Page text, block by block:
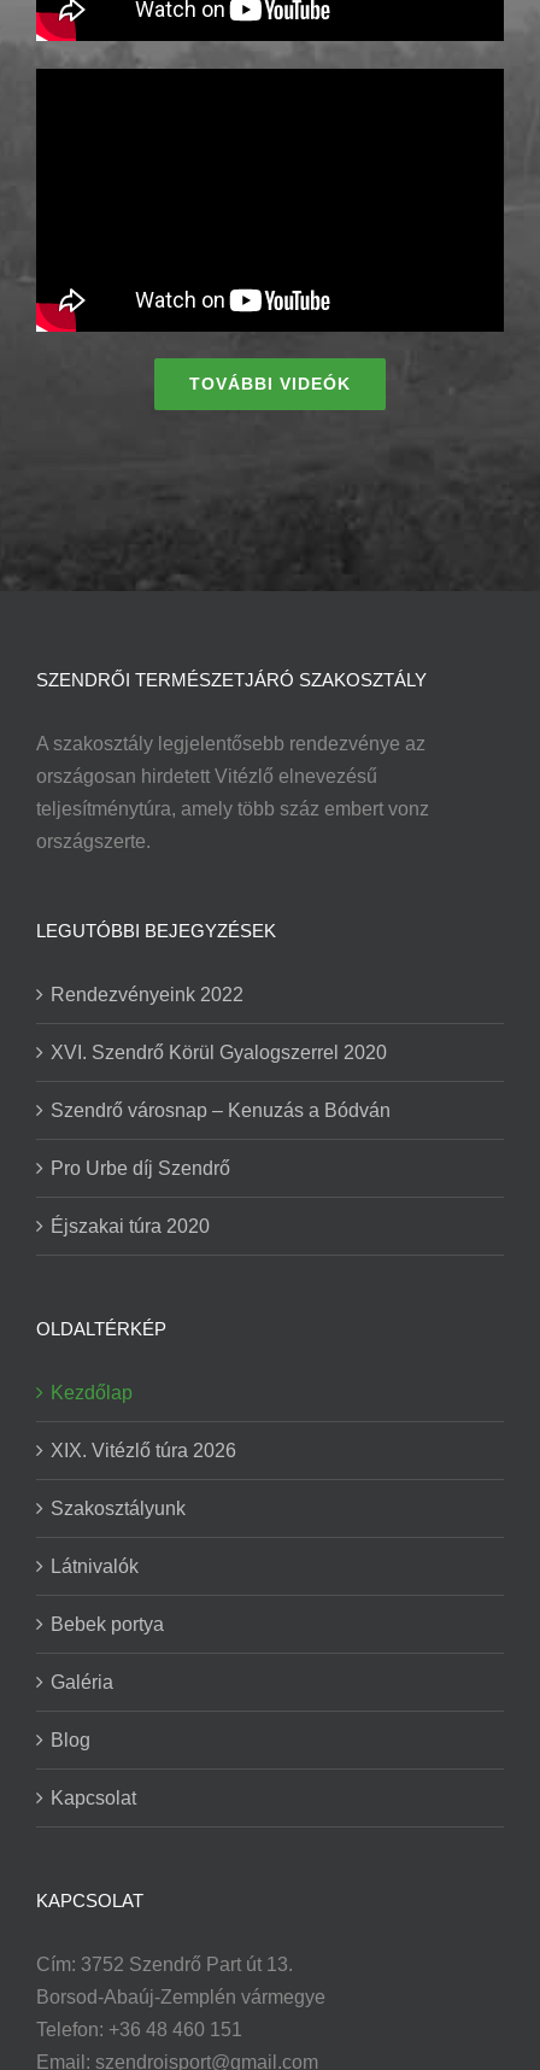
TOVÁBBI VIDEÓK
SZENDRŐI TERMÉSZETJÁRÓ SZAKOSZTÁLY
A szakosztály legjelentősebb rendezvénye az
országosan hirdetett Vitézlő elnevezésű
teljesítménytúra, amely több száz embert vonz
országszerte.
LEGUTÓBBI BEJEGYZÉSEK
Rendezvényeink 2022
XVI. Szendrő Körül Gyalogszerrel 2020
Szendrő városnap – Kenuzás a Bódván
Pro Urbe díj Szendrő
Éjszakai túra 2020
OLDALTÉRKÉP
Kezdőlap
XIX. Vitézlő túra 2026
Szakosztályunk
Látnivalók
Bebek portya
Galéria
Blog
Kapcsolat
KAPCSOLAT
Cím: 3752 Szendrő Part út 13.
Borsod-Abaúj-Zemplén vármegye
Telefon: +36 48 460 151
Email: szendroisport@gmail.com